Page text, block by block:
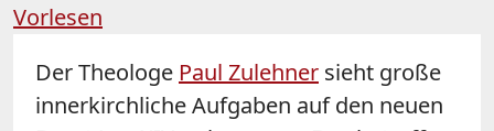
Vorlesen
Der Theologe Paul Zulehner sieht große
innerkirchliche Aufgaben auf den neuen